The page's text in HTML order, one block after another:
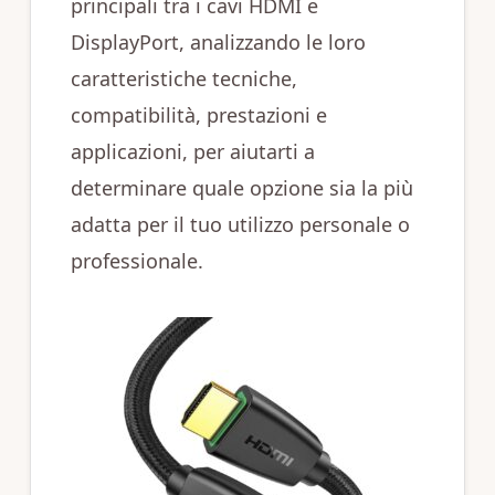
principali tra i cavi HDMI e
DisplayPort, analizzando le loro
caratteristiche tecniche,
compatibilità, prestazioni e
applicazioni, per aiutarti a
determinare quale opzione sia la più
adatta per il tuo utilizzo personale o
professionale.